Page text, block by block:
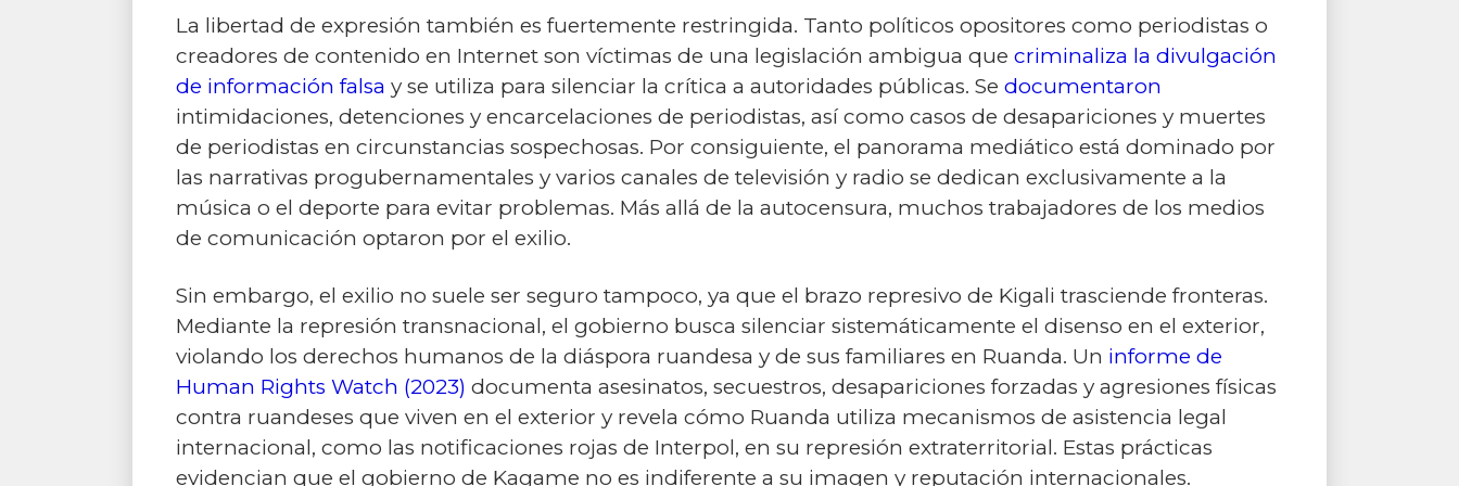
La libertad de expresión también es fuertemente restringida. Tanto políticos opositores como periodistas o
creadores de contenido en Internet son víctimas de una legislación ambigua que criminaliza la divulgación
de información falsa y se utiliza para silenciar la crítica a autoridades públicas. Se documentaron
intimidaciones, detenciones y encarcelaciones de periodistas, así como casos de desapariciones y muertes
de periodistas en circunstancias sospechosas. Por consiguiente, el panorama mediático está dominado por
las narrativas progubernamentales y varios canales de televisión y radio se dedican exclusivamente a la
música o el deporte para evitar problemas. Más allá de la autocensura, muchos trabajadores de los medios
de comunicación optaron por el exilio.
Sin embargo, el exilio no suele ser seguro tampoco, ya que el brazo represivo de Kigali trasciende fronteras.
Mediante la represión transnacional, el gobierno busca silenciar sistemáticamente el disenso en el exterior,
violando los derechos humanos de la diáspora ruandesa y de sus familiares en Ruanda. Un informe de
Human Rights Watch (2023) documenta asesinatos, secuestros, desapariciones forzadas y agresiones físicas
contra ruandeses que viven en el exterior y revela cómo Ruanda utiliza mecanismos de asistencia legal
internacional, como las notificaciones rojas de Interpol, en su represión extraterritorial. Estas prácticas
evidencian que el gobierno de Kagame no es indiferente a su imagen y reputación internacionales.